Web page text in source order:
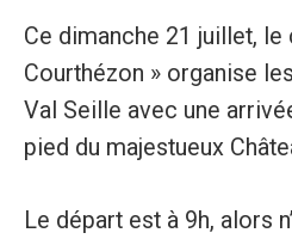
Ce dimanche 21 juillet, le
Courthézon » organise
Val Seille avec une
pied du majestueux
Le départ est à 9h, alors